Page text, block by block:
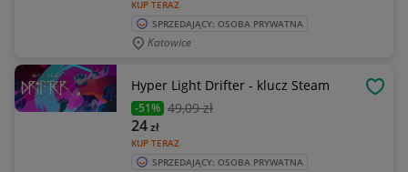
KUP TERAZ
SPRZEDAJĄCY: OSOBA PRYWATNA
Katowice
Hyper Light Drifter - klucz Steam
-51% 49,09 zł
KUP TERAZ
24zł
SPRZEDAJĄCY: OSOBA PRYWATNA